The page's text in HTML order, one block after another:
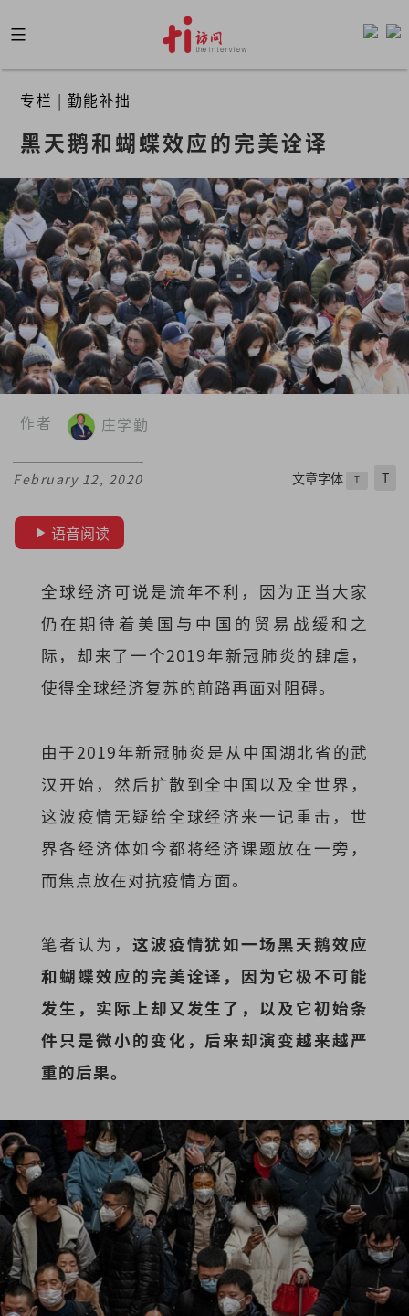
to
content
专栏 | 勤能补拙
黑天鹅和蝴蝶效应的完美诠译
作者 庄学勤
February 12, 2020 文章字体 T T
语音阅读
全球经济可说是流年不利，因为正当大家
仍在期待着美国与中国的贸易战缓和之
际，却来了一个2019年新冠肺炎的肆虐，
使得全球经济复苏的前路再面对阻碍。
由于2019年新冠肺炎是从中国湖北省的武
汉开始，然后扩散到全中国以及全世界，
这波疫情无疑给全球经济来一记重击，世
界各经济体如今都将经济课题放在一旁，
而焦点放在对抗疫情方面。
笔者认为， 这波疫情犹如一场黑天鹅效应
和蝴蝶效应的完美诠译，因为它极不可能
发生，实际上却又发生了，以及它初始条
件只是微小的变化，后来却演变越来越严
重的后果。